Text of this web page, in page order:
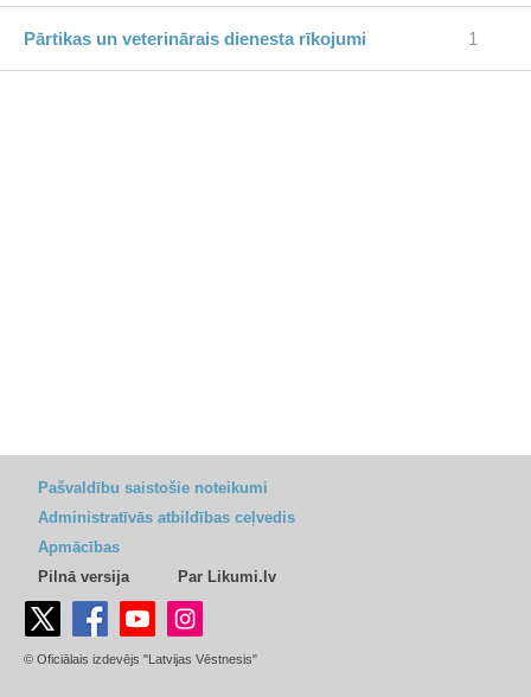
Pārtikas un veterinārais dienesta rīkojumi 1
Pašvaldību saistošie noteikumi
Administratīvās atbildības ceļvedis
Apmācības
Pilnā versija
Par Likumi.lv
© Oficiālais izdevējs "Latvijas Vēstnesis"